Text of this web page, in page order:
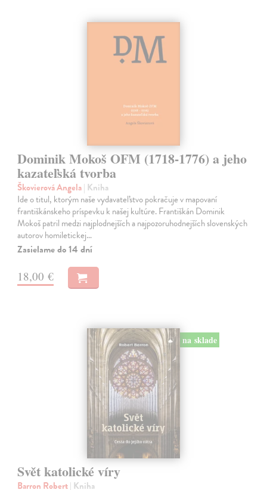
Dominik Mokoš OFM (1718-1776) a jeho
kazateľská tvorba
Škovierová Angela| Kniha
Ide o titul, ktorým naše vydavateľstvo pokračuje v mapovaní
františkánskeho príspevku k našej kultúre. Františkán Dominik
Mokoš patril medzi najplodnejších a najpozoruhodnejších slovenských
autorov homiletickej…
Zasielame do 14 dní
18,00 €
na sklade
Svět katolické víry
Barron Robert| Kniha